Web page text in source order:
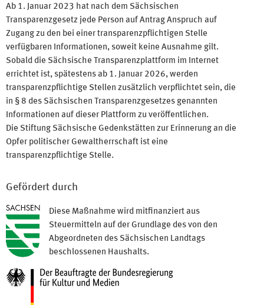
Ab 1. Januar 2023 hat nach dem Sächsischen
Transparenzgesetz jede Person auf Antrag Anspruch auf
Zugang zu den bei einer transparenzpflichtigen Stelle
verfügbaren Informationen, soweit keine Ausnahme gilt.
Sobald die Sächsische Transparenzplattform im Internet
errichtet ist, spätestens ab 1. Januar 2026, werden
transparenzpflichtige Stellen zusätzlich verpflichtet sein, die
in § 8 des Sächsischen Transparenzgesetzes genannten
Informationen auf dieser Plattform zu veröffentlichen.
Die Stiftung Sächsische Gedenkstätten zur Erinnerung an die
Opfer politischer Gewaltherrschaft ist eine
transparenzpflichtige Stelle.
Gefördert durch
Diese Maßnahme wird mitfinanziert aus
Steuermitteln auf der Grundlage des von den
Abgeordneten des Sächsischen Landtags
beschlossenen Haushalts.